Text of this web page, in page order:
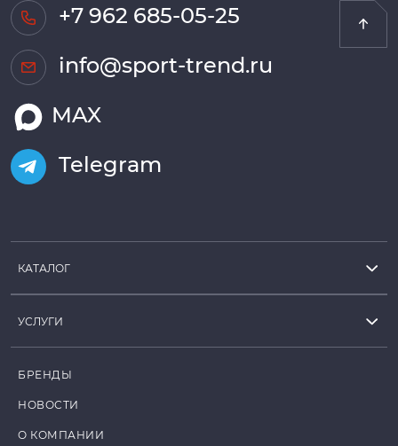
+7 962 685-05-25
info@sport-trend.ru
MAX
Telegram
КАТАЛОГ
УСЛУГИ
БРЕНДЫ
НОВОСТИ
О КОМПАНИИ